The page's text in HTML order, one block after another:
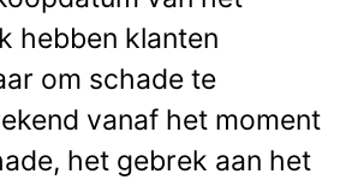
hebben klanten
om schade te
vanaf het moment
het gebrek aan het